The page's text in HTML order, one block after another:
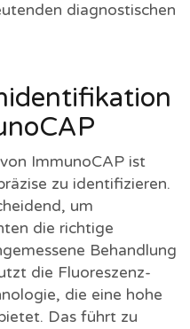
diagnostischen
ImmunoCAP ist
zu identifizieren.
um
die richtige
Behandlung
die Fluoreszenz-
die eine hohe
Das führt zu